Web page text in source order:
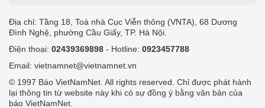
Địa chỉ: Tầng 18, Toà nhà Cục Viễn thông (VNTA), 68 Dương
Đình Nghệ, phường Cầu Giấy, TP. Hà Nội.
Điện thoại: 02439369898 - Hotline: 0923457788
Email: vietnamnet@vietnamnet.vn
© 1997 Báo VietNamNet. All rights reserved. Chỉ được phát hành
lại thông tin từ website này khi có sự đồng ý bằng văn bản của
báo VietNamNet.